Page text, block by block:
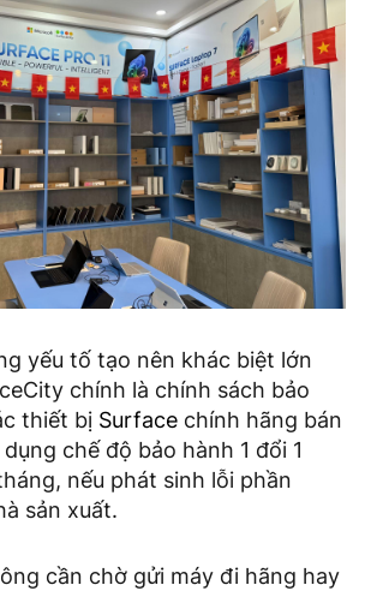
yếu tố tạo nên khác biệt lớn
chính là chính sách bảo
thiết bị Surface chính hãng bán
chế độ bảo hành 1 đổi 1
nếu phát sinh lỗi phần
sản xuất.
cần chờ gửi máy đi hãng hay